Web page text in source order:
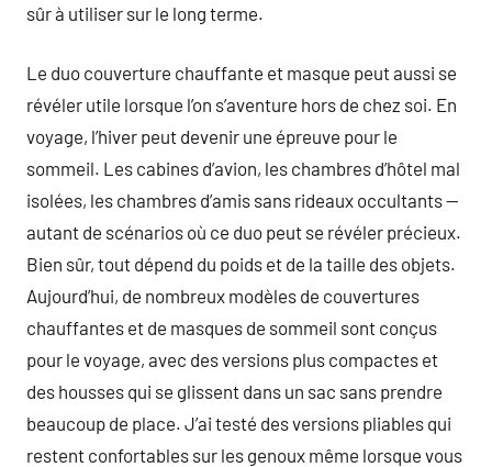
sûr à utiliser sur le long terme.
Le duo couverture chauffante et masque peut aussi se
révéler utile lorsque l’on s’aventure hors de chez soi. En
voyage, l’hiver peut devenir une épreuve pour le
sommeil. Les cabines d’avion, les chambres d’hôtel mal
isolées, les chambres d’amis sans rideaux occultants —
autant de scénarios où ce duo peut se révéler précieux.
Bien sûr, tout dépend du poids et de la taille des objets.
Aujourd’hui, de nombreux modèles de couvertures
chauffantes et de masques de sommeil sont conçus
pour le voyage, avec des versions plus compactes et
des housses qui se glissent dans un sac sans prendre
beaucoup de place. J’ai testé des versions pliables qui
restent confortables sur les genoux même lorsque vous